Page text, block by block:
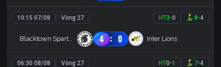
10:15 07/08 Vòng 27 HT3-0 8-4
Blacktown Spartans 4 : 0 Inter Lions
06:30 08/08 Vòng 27 HT0-1 7-4